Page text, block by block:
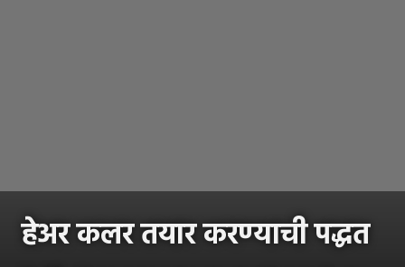
हेअर कलर तयार करण्याची पद्धत